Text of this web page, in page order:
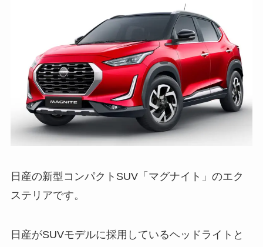
日産の新型コンパクトSUV「マグナイト」のエク
ステリアです。
日産がSUVモデルに採用しているヘッドライトと